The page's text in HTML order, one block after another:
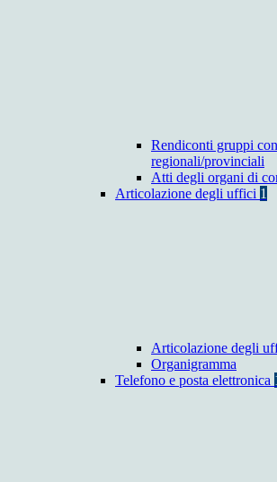
Rendiconti gruppi
regionali/provinciali
Atti degli organi di
Articolazione degli uffici 1
Articolazione degli
Organigramma
Telefono e posta elettronica